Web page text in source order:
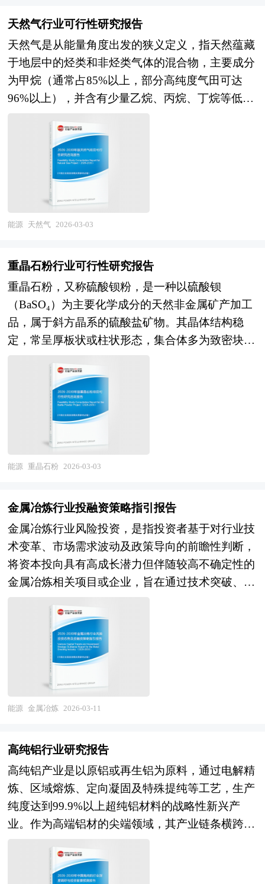
方向不可多得的精品。
Aviation等国际法规已强制要求航空燃料中掺混可
持续航空燃料（SAF），全球航运业也在IMO减排
框架下加速脱碳，倒逼绿色燃料需求快速增长。在
此趋势下，绿色燃料不再仅是技术概念，而是正在
构建涵盖标准认证、碳交易机制、国际供应链在内
工业与国际能源贸易的战略支点，重塑全球能源格
局。 本研究咨询报告由中研普华咨询公司领衔撰
写，在大量周密的市场调研基础上，主要依据了国
家统计局、国家商务部、国家发改委、国家经济信
息中心、国务院发展研究中心、全国商业信息中
心、中国经济景气监测中心、中国行业研究网、全
行业作了详尽深入的分析，是企业进行市场研究工
作时不可或缺的重要参考资料，同时也可作为金融
机构进行信贷分析、证券分析、投资分析等研究工
作时的参考依据。
分布，使水分在作物生长的关键期与关键部位得到
个涵盖工程节水、农艺节水与管理节水的综合技术
体系：工程层面通过渠道防渗、管道输水、喷灌、
滴灌等设施减少输配水损失并实现精准施水；农艺
层面则通过调整种植结构、选用抗旱品种、覆盖保
墒、水肥一体化等手段挖掘作物自身的节水潜力；
管理层面则依托土壤墒情监测、气象预报、智能控
制系统等数字化手段，实现按需供水、动态调控的
科学灌溉制度。 随着科技发展，节水灌溉的内涵
也在不断深化，已从单纯的“省水”转向“高效用
水”与“生态友好”的协同目标，强调在节水的同时
改善农田小气候、防止土壤盐渍化、减少能源消耗
益的统一。在当代背景下，节水灌溉更是国家粮食
安全与生态文明建设的重要支撑，被纳入高标准农
田建设与智慧农业发展的核心内容，推动农业向资
源节约型、环境友好型模式转型。其最终目标不仅
是应对水资源危机的技术手段，更是重构农业生产
长远来看，农业是我国的根本，农产品的质量和安
全不仅关乎国民健康，也是国家生产和发展的基
石。在这样的背景下，节水灌溉产品的安全性、可
靠性、技术先进性就显得异常重要。在国家利好政
策的推动下，节水灌溉产业的国产化进程将不断提
速，更多新产品、新技术、新模式和新业态将成为
了水务行业投资的持续增长。 本研究咨询报告由
中研普华咨询公司领衔撰写，在大量周密的市场调
研基础上，主要依据了国家统计局、国家工信部、
国家农业农村部、国家水利部、国家市场监管总
局、国家发改委、国务院发展研究中心、中国水利
企业协会、中国水利工程协会、中国行业研究网、
全国及海外多种相关报刊杂志以及专业研究机构公
布和提供的大量资料，对中国节水灌溉及各子行业
的发展状况、相关行业发展状况、市场供需形势、
新产品与技术等进行了分析，并重点分析了中国节
水灌溉行业发展状况和特点，以及中国节水灌溉行
业将面临的挑战、企业的发展策略等。报告还对全
水灌溉行业进行了趋向研判，是节水灌溉运营企
业，科研、投资机构等单位准确了解目前节水灌溉
业发展动态，把握企业定位和发展方向不可多得的
精品。
天然气行业可行性研究报告
天然气是从能量角度出发的狭义定义，指天然蕴藏
于地层中的烃类和非烃类气体的混合物，主要成分
为甲烷（通常占85%以上，部分高纯度气田可达
96%以上），并含有少量乙烷、丙烷、丁烷等低分
气、水蒸气、一氧化碳和微量稀有气体（如氦、氩
等）。这种气体以气态形式存在于地下多孔隙岩层
中，常见于油田气、气田气、煤层气、生物生成气
及泥火山气等地质构造中，是古生物遗骸经长期地
质作用转化而成的化石燃料之一。天然气具有无
色、无味、无毒、无腐蚀性的物理特性，比重约
易在地面聚集形成爆炸性环境，安全性相对较高。
中研普华公司独家首创针对行业投资可行性研究咨
询服务的专项研究报告。报告分为：行业通用版、
专业定制版。行业通用版是中研普华根据行业一般
水平测算好了行业指标数据，作为行业通用的模板
报告，企业可以自行补充单位信息，稍做调整就可
以作为项目报告使用。我们也可以根据企业具体项
目要求专项编写专业定制版，并根据详细要求合理
报价，为企业项目立项、上马、融资提供全程指引
服务。 中研普华具有丰富的项目可行性分析报告
案例编制经验和一流的团队，能够为您设计项目建
设方案，完成包括市场和销售、规模和产品、厂址
择、人员组织、实施计划、投资与成本、效益及风
险等的计算和评价；内容详实、严密地论证项目的
可行性和投资的必要性。 本报告主要有以下几大
用途： 1、用于企业融资、对外招商合作 2、用于
国家发展和改革委立项 3、用于银行贷款 4、用于
6、用于申请政府资金 可行性研究报告是在制定某
一建设或科研项目之前，对该项目实施的可能性、
有效性、技术方案及技术政策进行具体、深入、细
致的技术论证和经济评价，以求确定一个在技术上
合理、经济上合算的最优方案和最佳时机而写的书
面报告。 可行性研究报告主要内容是要求以全
拟建项目是否可行。对整个可行性研究提出综合分
析评价，指出优缺点和建议。为了结论的需要，往
往还需要加上一些附件，如试验数据、论证材料、
计算图表、附图等，以增强可行性报告的说服力。
可行性研究是确定建设项目前具有决定性意义的工
作，是在投资决策之前，对拟建项目进行全面技术
经济分析论证的科学方法，在投资管理中，可行性
研究是指对拟建项目有关的自然、社会、经济、技
能源 天然气 2026-03-03
重晶石粉行业可行性研究报告
重晶石粉，又称硫酸钡粉，是一种以硫酸钡
（BaSO₄）为主要化学成分的天然非金属矿产加工
品，属于斜方晶系的硫酸盐矿物。其晶体结构稳
定，常呈厚板状或柱状形态，集合体多为致密块
有铁、锰、镁等杂质及混入物的影响，通常呈现白
色、灰白色，有时也显浅黄、浅红或浅绿色调，条
痕为白色，具有明显的玻璃光泽，透明至半透明。
重晶石粉的物理特性突出，密度高达4.3～4.6
g/cm³，是常见非金属矿物中密度较大的一种，具
备良好的充填性和化学惰性，不溶于水、酸、碱及
具备优异的化学稳定性与生物安全性。 《2026-
华公司独家首创针对行业投资可行性研究咨询服务
的专项研究报告。报告分为：行业通用版、专业定
制版。行业通用版是中研普华根据行业一般水平测
算好了行业指标数据，作为行业通用的模板报告，
企业可以自行补充单位信息，稍做调整就可以作为
项目报告使用。我们也可以根据企业具体项目要求
专项编写专业定制版，并根据详细要求合理报价，
为企业项目立项、上马、融资提供全程指引服务。
中研普华具有丰富的项目可行性分析报告案例编制
经验和一流的团队，能够为您设计项目建设方案，
完成包括市场和销售、规模和产品、厂址及建设工
组织、实施计划、投资与成本、效益及风险等的计
算和评价；内容详实、严密地论证项目的可行性和
投资的必要性。 本报告主要有以下几大用途： 1、
用于企业融资、对外招商合作 2、用于国家发展和
改革委立项 3、用于银行贷款 4、用于境外投资项
请政府资金 可行性研究报告是在制定某一建设或
科研项目之前，对该项目实施的可能性、有效性、
能源 重晶石粉 2026-03-03
金属冶炼行业投融资策略指引报告
金属冶炼行业风险投资，是指投资者基于对行业技
术变革、市场需求波动及政策导向的前瞻性判断，
将资本投向具有高成长潜力但伴随较高不确定性的
金属冶炼相关项目或企业，旨在通过技术突破、产
绿色转型与科技竞争加剧的背景下，这一投资行为
已从传统的资源规模扩张，转向聚焦低碳技术、智
能制造和关键材料国产替代的战略性布局。随
着“双碳”目标的推进，冶炼过程的能耗与排放成为
核心约束，推动资本加速流向氢基还原炼铁、短流
程炼钢、电解铝节能工艺等低碳路径，这类技术不
重构行业成本结构的巨大机遇。 中国的风险投资
的风险投资事业已经有了较大的发展。随着中国经
济持续稳定地高速增长和资本市场的逐步完善，中
国的资本市场在最近几年呈现出强劲的增长态势，
投资于中国市场的高回报率使中国成为全球资本关
注的战略要地。 本报告由中研普华咨询公司领衔
撰写，在大量周密的市场调研基础上，主要依据了
能源 金属冶炼 2026-03-11
高纯铝行业研究报告
高纯铝产业是以原铝或再生铝为原料，通过电解精
炼、区域熔炼、定向凝固及特殊提纯等工艺，生产
纯度达到99.9%以上超纯铝材料的战略性新兴产
业。作为高端铝材的尖端领域，其产业链条横跨高
精密加工成型及下游应用开发等多个环节，产品形
态包括高纯铝锭、超高纯铝靶材、高纯铝线材及高